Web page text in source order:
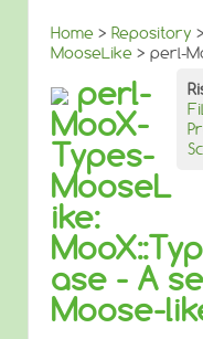
Home > Repository >
MooseLike > perl-
perl-
MooX-
Types-
MooseL
ike:
ase - A
Moose-